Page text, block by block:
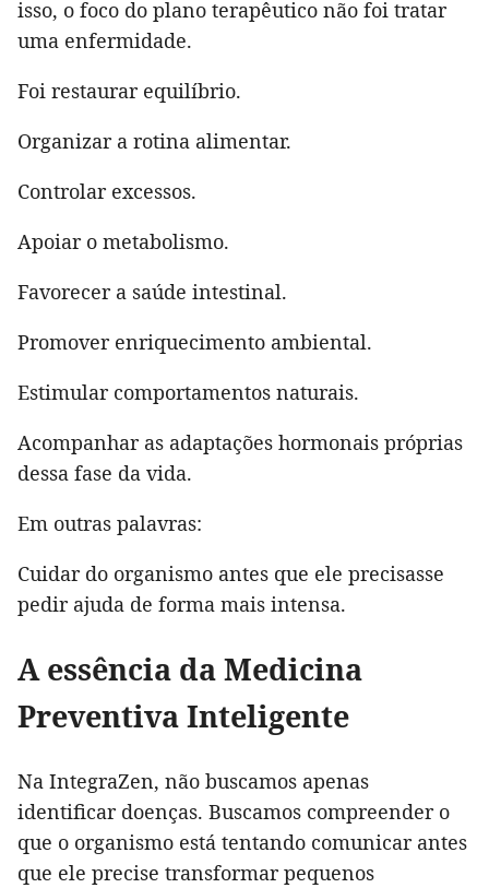
isso, o foco do plano terapêutico não foi tratar
uma enfermidade.
Foi restaurar equilíbrio.
Organizar a rotina alimentar.
Controlar excessos.
Apoiar o metabolismo.
Favorecer a saúde intestinal.
Promover enriquecimento ambiental.
Estimular comportamentos naturais.
Acompanhar as adaptações hormonais próprias
dessa fase da vida.
Em outras palavras:
Cuidar do organismo antes que ele precisasse
pedir ajuda de forma mais intensa.
A essência da Medicina
Preventiva Inteligente
Na IntegraZen, não buscamos apenas
identificar doenças. Buscamos compreender o
que o organismo está tentando comunicar antes
que ele precise transformar pequenos